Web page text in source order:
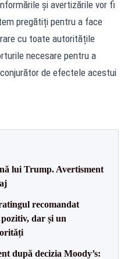
și avertizările vor fi
pregătiți pentru a face
cu toate autoritățile
necesare pentru a
de efectele acestui
lui Trump. Avertisment
recomandat
dar și un
după decizia Moody’s: